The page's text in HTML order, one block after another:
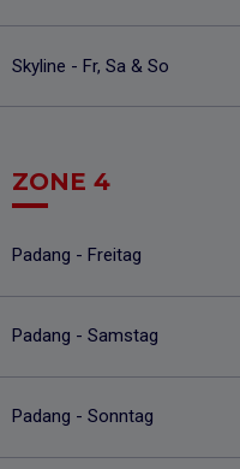
Skyline - Fr, Sa & So
ZONE 4
Padang - Freitag
Padang - Samstag
Padang - Sonntag